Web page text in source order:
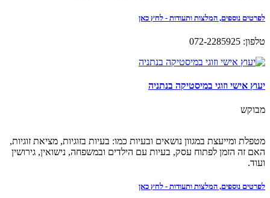
לפרטים נוספים, המלצות ותעודות - לחץ כאן
טלפון: 072-2285925
יעוץ אישי וזוגי במיסטיקה בנתניה
מבוקש
מטפלת ומייעצת במגוון נושאים ובעיות כמו: בעיות בזוגיות, מציאת זוגיות,
האם זה הזמן לפתוח עסק, בעיות עם הילדים ובמשפחה, נישואין, גירושין
ועוד.
לפרטים נוספים, המלצות ותעודות - לחץ כאן